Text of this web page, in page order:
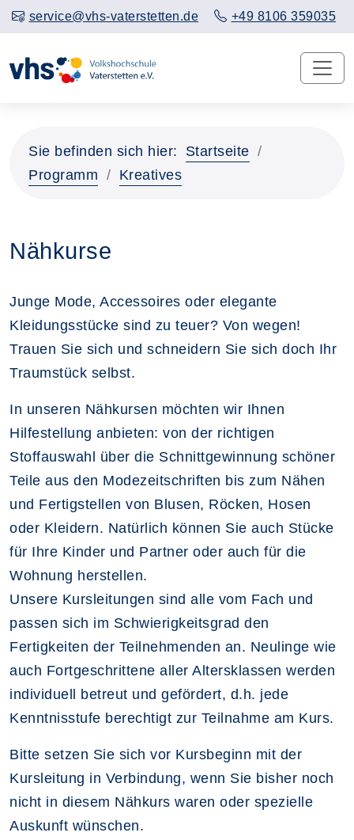
service@vhs-vaterstetten.de +49 8106 359035
Sie befinden sich hier:
Startseite
Programm
Kreatives
Nähkurse
Junge Mode, Accessoires oder elegante
Kleidungsstücke sind zu teuer? Von wegen!
Trauen Sie sich und schneidern Sie sich doch Ihr
Traumstück selbst.
In unseren Nähkursen möchten wir Ihnen
Hilfestellung anbieten: von der richtigen
Stoffauswahl über die Schnittgewinnung schöner
Teile aus den Modezeitschriften bis zum Nähen
und Fertigstellen von Blusen, Röcken, Hosen
oder Kleidern. Natürlich können Sie auch Stücke
für Ihre Kinder und Partner oder auch für die
Wohnung herstellen.
Unsere Kursleitungen sind alle vom Fach und
passen sich im Schwierigkeitsgrad den
Fertigkeiten der Teilnehmenden an. Neulinge wie
auch Fortgeschrittene aller Altersklassen werden
individuell betreut und gefördert, d.h. jede
Kenntnisstufe berechtigt zur Teilnahme am Kurs.
Bitte setzen Sie sich vor Kursbeginn mit der
Kursleitung in Verbindung, wenn Sie bisher noch
nicht in diesem Nähkurs waren oder spezielle
Auskunft wünschen.